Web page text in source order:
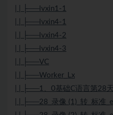
| | ├──lvxin1-1
| | ├──lvxin4-1
| | ├──lvxin4-2
| | ├──lvxin4-3
| | ├──VC
| | ├──Worker_Lx
| | ├──1、0基础C语言第28
| | ├──28_录像 (1)_转_标准